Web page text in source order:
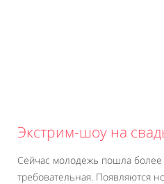
Экстрим-шоу на
Сейчас молодежь пошла более
требовательная. Появляются